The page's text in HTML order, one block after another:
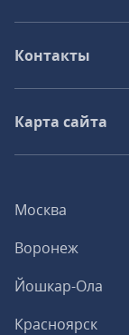
Москва
Воронеж
Йошкар-Ола
Красноярск
Контакты
Карта сайта